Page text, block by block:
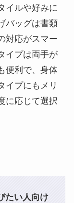
イルや好みに
バッグは書類
対応がスマー
イプは両手が
便利で、身体
イプにもメリ
に応じて選択
たい人向け